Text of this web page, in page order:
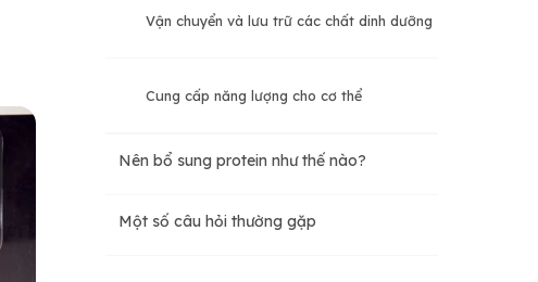
Vận chuyển và lưu trữ các chất dinh dưỡng
Cung cấp năng lượng cho cơ thể
Nên bổ sung protein như thế nào?
Một số câu hỏi thường gặp